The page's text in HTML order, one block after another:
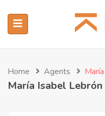
Home Agents
María Isabel